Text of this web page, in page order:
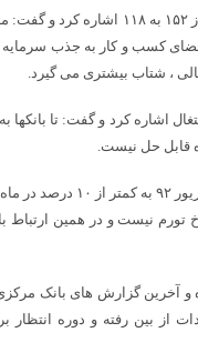
رییس جمهوری به ارتقاء و بهبود رتبه بندی فضای کسب و کار
کسب و کار به جذب
، شتاب بیشتری می گیرد.
اشاره کرد و گفت: تا بانکها
قابل حل نیست.
رییس جمهوری به موضوع کاهش تورم از بیش از
تورم نیست و در همین ارتباط
و آخرین گزارش های بانک
از بین رفته و دوره انتظار